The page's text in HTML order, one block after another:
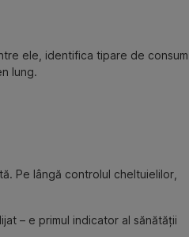
ele, identifica tipare de consum
lung.
Pe lângă controlul cheltuielilor,
– e primul indicator al sănătății